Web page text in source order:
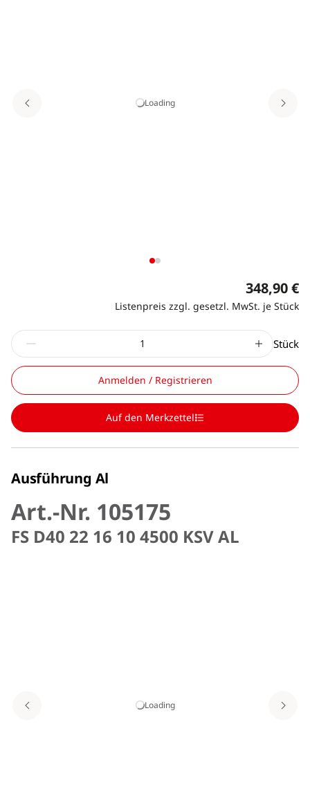
Loading
348,90 €
Listenpreis zzgl. gesetzl. MwSt. je Stück
Stück
Anmelden / Registrieren
Auf den Merkzettel
Ausführung Al
Art.-Nr. 105175
FS D40 22 16 10 4500 KSV AL
Loading